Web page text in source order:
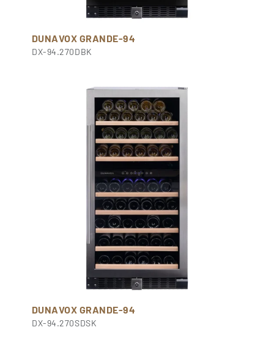
DUNAVOX GRANDE-94
DX-94.270DBK
DUNAVOX GRANDE-94
DX-94.270SDSK